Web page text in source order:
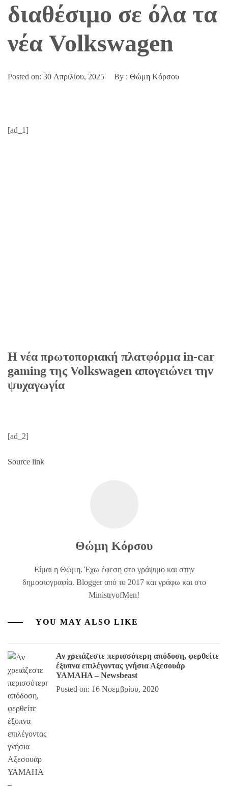
διαθέσιμο σε όλα τα
νέα Volkswagen
Posted on: 30 Απριλίου, 2025 By : Θώμη Κόρσου
[ad_1]
Η νέα πρωτοποριακή πλατφόρμα in-car
gaming της Volkswagen απογειώνει την
ψυχαγωγία
[ad_2]
Source link
Θώμη Κόρσου
Είμαι η Θώμη. Έχω έφεση στο γράψιμο και στην
δημοσιογραφία. Blogger από το 2017 και γράφω και στο
MinistryofMen!
YOU MAY ALSO LIKE
Αν χρειάζεστε περισσότερη απόδοση, φερθείτε
έξυπνα επιλέγοντας γνήσια Αξεσουάρ
ΥΑΜΑΗΑ – Newsbeast
Posted on: 16 Νοεμβρίου, 2020